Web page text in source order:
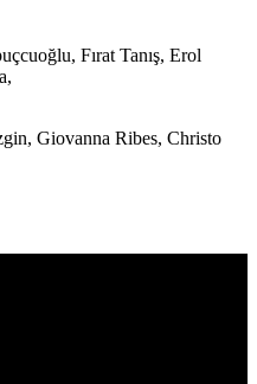
Fırat Tanış, Erol
Giovanna Ribes, Christo